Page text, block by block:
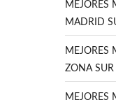
MEJORES
MADRID
MEJORES
ZONA
MEJORES